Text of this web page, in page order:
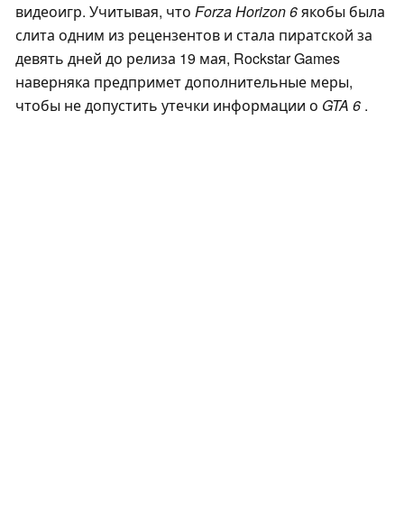
видеоигр. Учитывая, что Forza Horizon 6якобы была
слита одним из рецензентов и стала пиратской за
девять дней до релиза 19 мая, Rockstar Games
наверняка предпримет дополнительные меры,
чтобы не допустить утечки информации о GTA 6 .